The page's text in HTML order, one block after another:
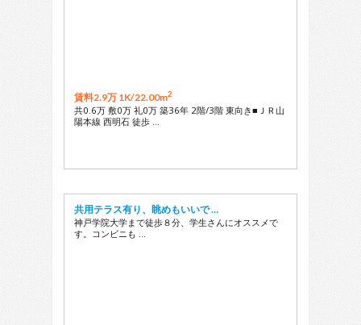
賃料2.9万 1K/22.00m2
共0.6万 敷0万 礼0万 築36年 2階/3階 東向き■ＪＲ山
陽本線 西明石 徒歩 …
共用テラス有り、眺めもいいで …
神戸学院大学まで徒歩８分、学生さんにオススメで
す。コンビニも …